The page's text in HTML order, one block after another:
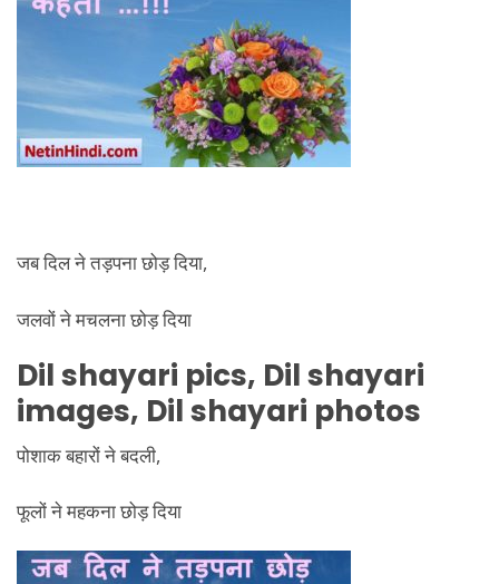
जब दिल ने तड़पना छोड़ दिया,
जलवों ने मचलना छोड़ दिया
Dil shayari pics, Dil shayari
images, Dil shayari photos
पोशाक बहारों ने बदली,
फूलों ने महकना छोड़ दिया